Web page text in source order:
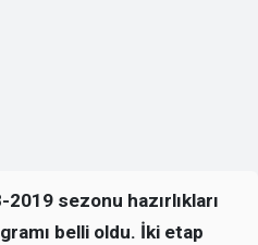
2019 sezonu hazırlıkları
belli oldu. İki etap